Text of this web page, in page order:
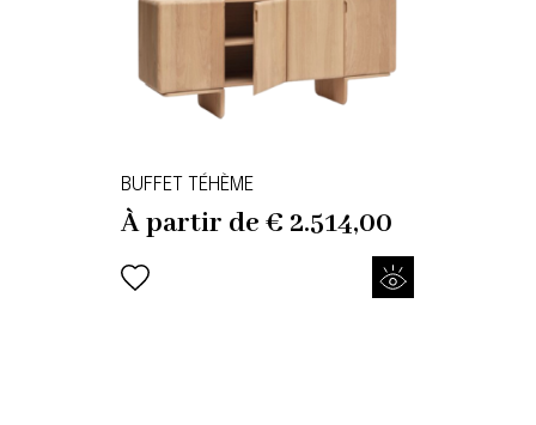
BUFFET TÉHÈME
À partir de€ 2.514,00